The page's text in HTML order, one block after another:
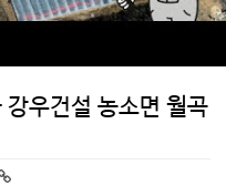
우건설 농소면 월곡